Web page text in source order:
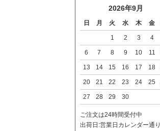
2026年9月
日 月 火 水 木 金
1 2 3 4
6 7 8 9 10 11
13 14 15 16 17 18
20 21 22 23 24 25
27 28 29 30
ご注文は24時間受付中
出荷日:営業日カレンダー通り